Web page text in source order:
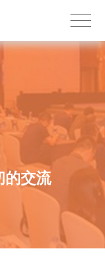
的交流
下载APP